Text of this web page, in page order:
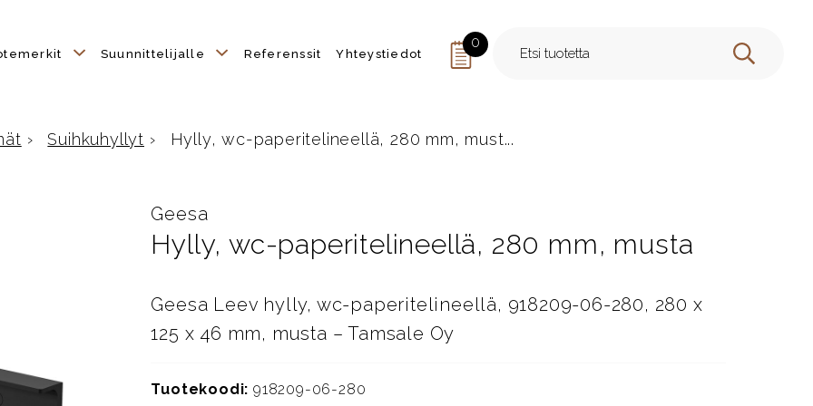
Suunnittelijalle Referenssit Yhteystiedot
0
HAE
› Suihkuhyllyt › Hylly, wc-paperitelineellä, 280 mm, must...
Geesa
Hylly, wc-paperitelineellä, 280 mm, musta
Geesa Leev hylly, wc-paperitelineellä, 918209-06-280, 280 x
125 x 46 mm, musta – Tamsale Oy
Tuotekoodi: 918209-06-280